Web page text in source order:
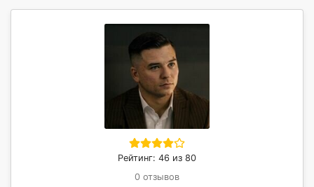
Рейтинг: 46 из 80
0 отзывов